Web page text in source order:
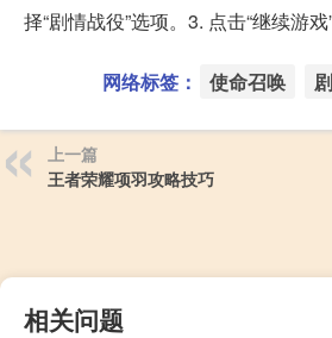
择“剧情战役”选项。3. 点击“继续游戏
网络标签： 使命召唤
上一篇
王者荣耀项羽攻略技巧
相关问题